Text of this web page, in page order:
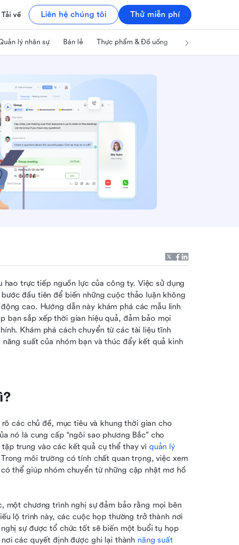
Tải về Liên hệ chúng tôi Thử miễn phí
lý nhân sự Bán lẻ Thực phẩm & Đồ uống Công nghệ & IT
đầu tiên để biến những cuộc thảo luận không
cao. Hướng dẫn này khám phá các mẫu linh
bạn sắp xếp thời gian hiệu quả, đảm bảo mọi
Khám phá cách chuyển từ các tài liệu tĩnh
suất của nhóm bạn và thúc đẩy kết quả kinh
các chủ đề, mục tiêu và khung thời gian cho
nó là cung cấp “ngôi sao phương Bắc” cho
trung vào các kết quả cụ thể thay vì quản lý
môi trường có tính chất quan trọng, việc xem
thể giúp nhóm chuyển từ những cập nhật mơ hồ
một chương trình nghị sự đảm bảo rằng mọi bên
lộ trình này, các cuộc họp thường trở thành nơi
sự được tổ chức tốt sẽ biến một buổi tụ họp
các quyết định được ghi lại thành năng suất